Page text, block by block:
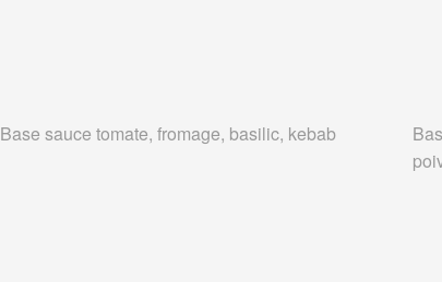
Base sauce tomate, fromage, basilic, kebab